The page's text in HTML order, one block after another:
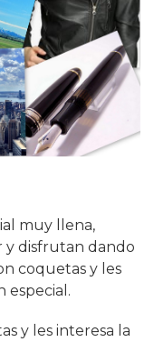
muy llena,
y disfrutan dando
coquetas y les
especial.
y les interesa la